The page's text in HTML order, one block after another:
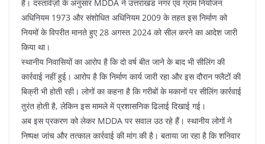
है। दस्तावेज़ों के अनुसार MDDA ने उत्तराखंड नगर एवं ग्राम नियोजन
अधिनियम 1973 और संशोधित अधिनियम 2009 के तहत इस निर्माण को
नियमों के विपरीत मानते हुए 28 अगस्त 2024 को सील करने का आदेश जारी
किया था।
स्थानीय निवासियों का आरोप है कि दो वर्ष बीत जाने के बाद भी सीलिंग की
कार्रवाई नहीं हुई। आरोप है कि निर्माण कार्य जारी रहा और इस दौरान फ्लैटों की
बिक्री भी होती रही। लोगों का कहना है कि गरीबों के मकानों पर सीलिंग कार्रवाई
तुरंत होती है, लेकिन इस मामले में प्रशासनिक ढिलाई दिखाई गई।
अब इस प्रकरण को लेकर MDDA पर सवाल उठ रहे हैं। स्थानीय लोगों ने
निष्पक्ष जांच और तत्काल कार्रवाई की मांग की है। बताया जा रहा है कि शनिवार